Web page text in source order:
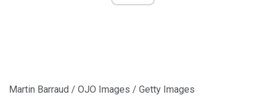
Martin Barraud / OJO Images / Getty Images